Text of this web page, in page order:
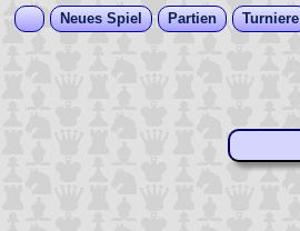
Neues Spiel Partien Turniere